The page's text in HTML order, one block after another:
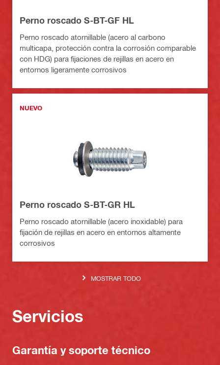
Perno roscado S-BT-GF HL
Perno roscado atornillable (acero al carbono
multicapa, protección contra la corrosión comparable
con HDG) para fijaciones de rejillas en acero en
entornos ligeramente corrosivos
NUEVO
Perno roscado S-BT-GR HL
Perno roscado atornillable (acero inoxidable) para
fijación de rejillas en acero en entornos altamente
corrosivos
MOSTRAR TODO
Servicios
Garantía y soporte técnico